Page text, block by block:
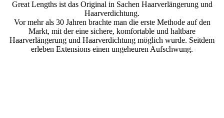
Great Lengths ist das Original in Sachen Haarverlängerung und
Haarverdichtung.
Vor mehr als 30 Jahren brachte man die erste Methode auf den
Markt, mit der eine sichere, komfortable und haltbare
Haarverlängerung und Haarverdichtung möglich wurde. Seitdem
erleben Extensions einen ungeheuren Aufschwung.